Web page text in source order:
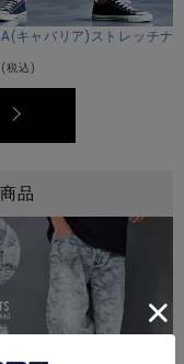
用
ツ/全4色
キャバリア)ストレッチナ
(税込)
品